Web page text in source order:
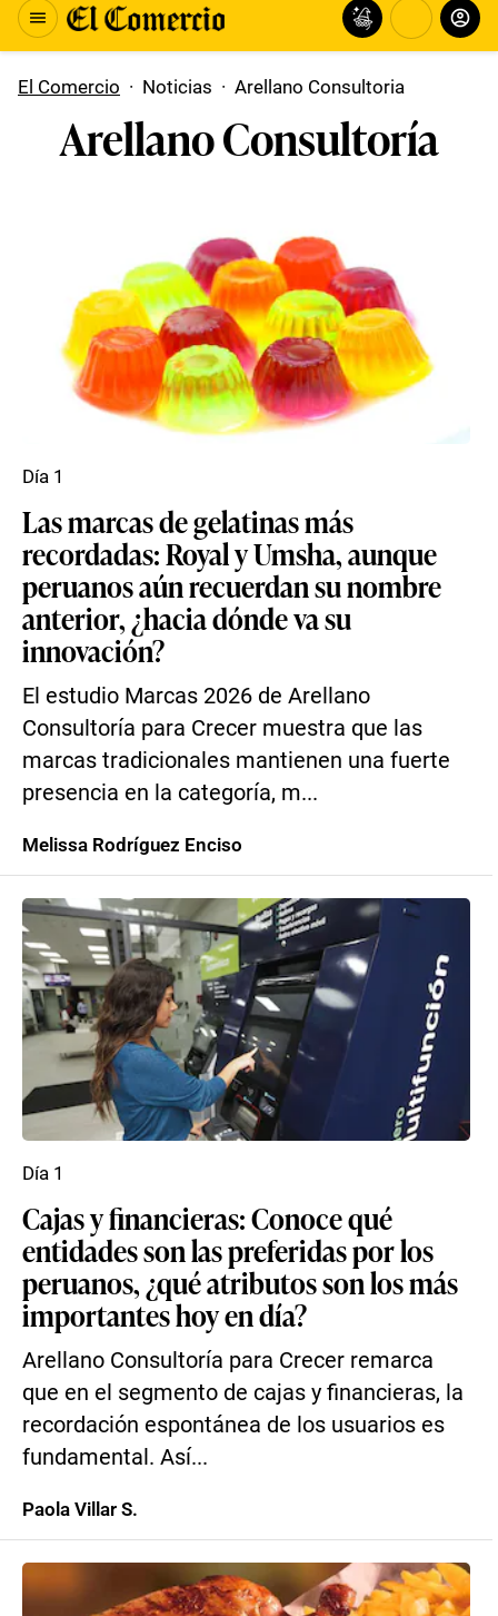
El Comercio · Noticias · Arellano Consultoria
Arellano Consultoría
Las marcas de gelatinas más
recordadas: Royal y Umsha, aunque
peruanos aún recuerdan su nombre
anterior, ¿hacia dónde va su
innovación?
El estudio Marcas 2026 de Arellano
Consultoría para Crecer muestra que las
marcas tradicionales mantienen una fuerte
presencia en la categoría, m...
Día 1
Melissa Rodríguez Enciso
Cajas y financieras: Conoce qué
entidades son las preferidas por los
peruanos, ¿qué atributos son los más
importantes hoy en día?
Arellano Consultoría para Crecer remarca
que en el segmento de cajas y financieras, la
recordación espontánea de los usuarios es
fundamental. Así...
Día 1
Paola Villar S.